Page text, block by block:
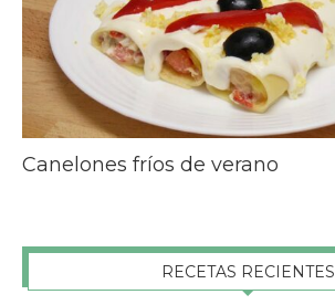
Canelones fríos de verano
RECETAS RECIENTES